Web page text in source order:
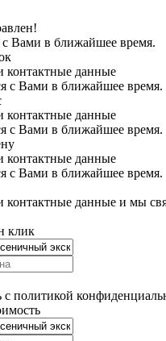
Вами в ближайшее время.
контактные данные
с Вами в ближайшее время.
контактные данные
с Вами в ближайшее время.
контактные данные
с Вами в ближайшее время.
контактные данные и мы
клик
с политикой